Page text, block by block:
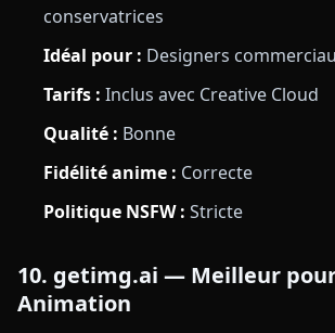
conservatrices
Idéal pour : Designers
Tarifs : Inclus avec Creative Cloud
Qualité : Bonne
Fidélité anime : Correcte
Politique NSFW : Stricte
10. getimg.ai — Meilleur
Animation